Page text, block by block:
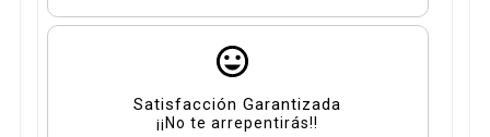
Satisfacción Garantizada
¡¡No te arrepentirás!!